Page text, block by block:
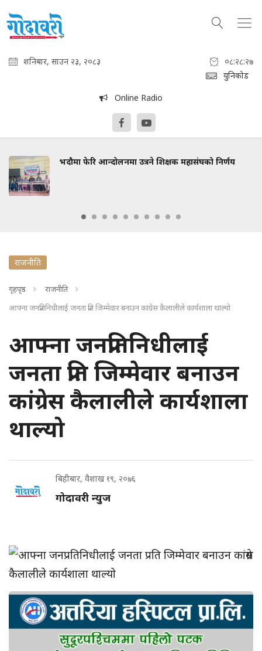
शनिबार, साउन २३, २०८३
०८:२८:२८
युनिकोड
Online Radio
भदौमा फेरि आन्दोलनमा उत्रने शिक्षक महासंघको निर्णय
राजनीति
गृहपृष्ठ
राजनीति
आफ्ना जनप्रतिनिधीलाई जनता प्रति जिम्मेवार बनाउन कांग्रेस कैलालीले कार्यशाला थाल्यो
आफ्ना जनप्रतिनिधीलाई
जनता प्रति जिम्मेवार बनाउन
कांग्रेस कैलालीले कार्यशाला
थाल्यो
बिहीबार, वैशाख १९, २०७६
गोदावरी न्युज